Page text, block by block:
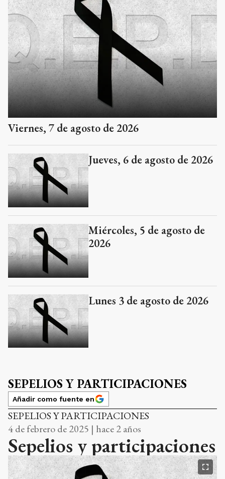
Viernes, 7 de agosto de 2026
Jueves, 6 de agosto de 2026
Miércoles, 5 de agosto de
2026
Lunes 3 de agosto de 2026
SEPELIOS Y PARTICIPACIONES
Añadir como fuente en
SEPELIOS Y PARTICIPACIONES
4 de febrero de 2025 | hace 2 años
Sepelios y participaciones